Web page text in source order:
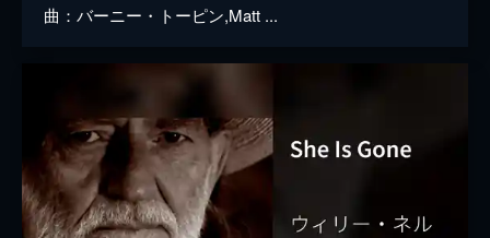
曲：バーニー・トーピン,Matt ...